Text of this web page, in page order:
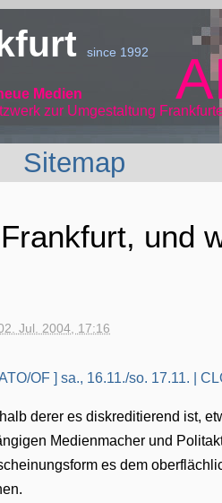
since 1992
Medien
zur Umgestaltung
Sitemap
und
Jul. 2004, 17:16
derer es diskreditierend ist,
Medienmacher und
es dem